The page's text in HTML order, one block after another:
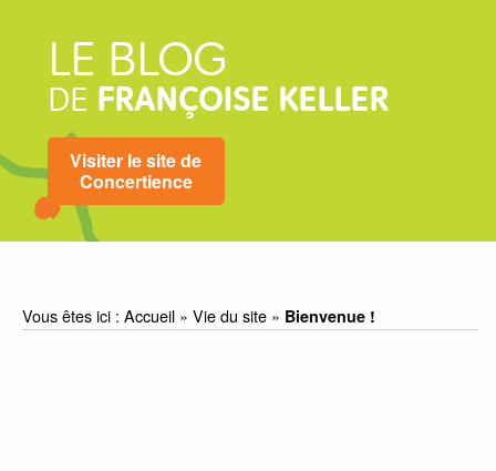
LE BLOG
DE FRANÇOISE KELLER
Visiter le site de
Concertience
Vous êtes ici :Accueil »Vie du site » Bienvenue !